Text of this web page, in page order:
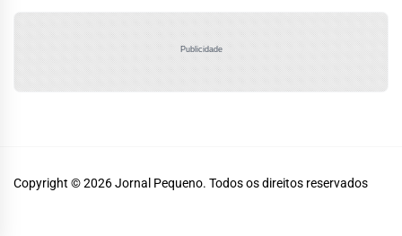
Publicidade
Copyright © 2026Jornal Pequeno. Todos os direitos reservados